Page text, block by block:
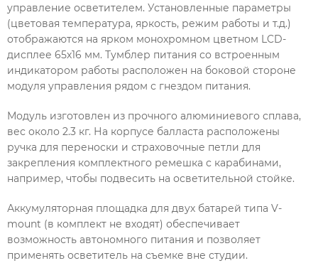
управление осветителем. Установленные параметры
(цветовая температура, яркость, режим работы и т.д.)
отображаются на ярком монохромном цветном LCD-
дисплее 65х16 мм. Тумблер питания со встроенным
индикатором работы расположен на боковой стороне
модуля управления рядом с гнездом питания.
Модуль изготовлен из прочного алюминиевого сплава,
вес около 2.3 кг. На корпусе балласта расположены
ручка для переноски и страховочные петли для
закрепления комплектного ремешка с карабинами,
например, чтобы подвесить на осветительной стойке.
Аккумуляторная площадка для двух батарей типа V-
mount (в комплект не входят) обеспечивает
возможность автономного питания и позволяет
применять осветитель на съемке вне студии.